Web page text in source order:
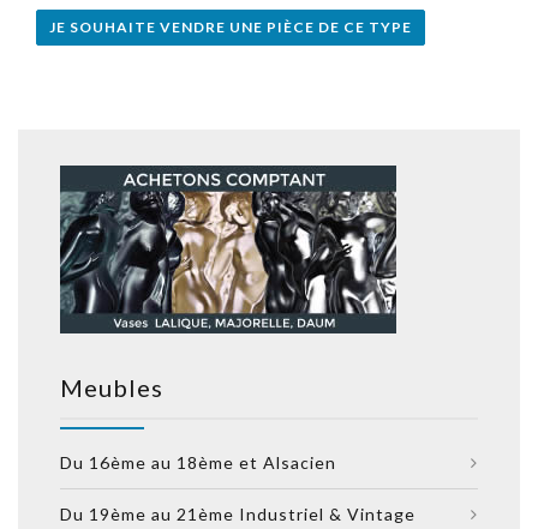
JE SOUHAITE VENDRE UNE PIÈCE DE CE TYPE
Meubles
Du 16ème au 18ème et Alsacien
Du 19ème au 21ème Industriel & Vintage